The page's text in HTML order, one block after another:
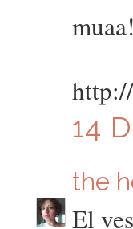
muaa!
14
the
El